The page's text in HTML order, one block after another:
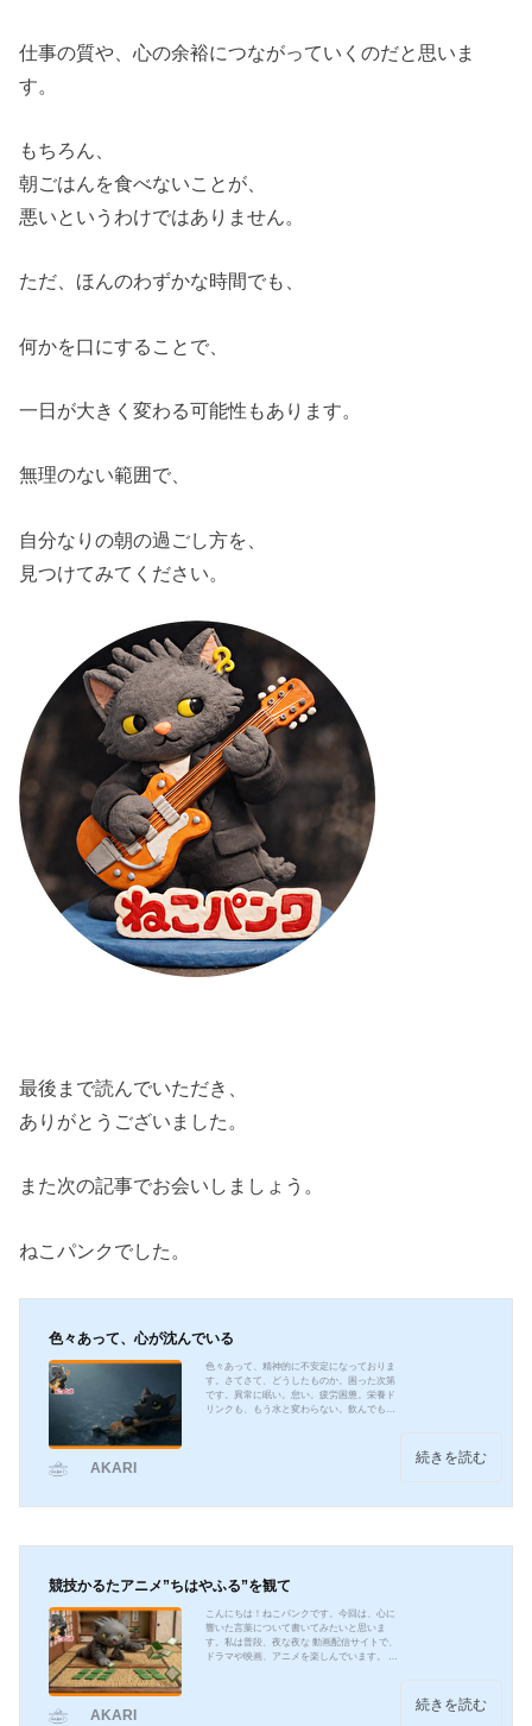
仕事の質や、心の余裕につながっていくのだと思いま
す。
もちろん、
朝ごはんを食べないことが、
悪いというわけではありません。
ただ、ほんのわずかな時間でも、
何かを口にすることで、
一日が大きく変わる可能性もあります。
無理のない範囲で、
自分なりの朝の過ごし方を、
見つけてみてください。
最後まで読んでいただき、
ありがとうございました。
また次の記事でお会いしましょう。
ねこパンクでした。
色々あって、心が沈んでいる
色々あって、精神的に不安定になっておりま
す。さてさて、どうしたものか。困った次第
です。異常に眠い。怠い。疲労困憊。栄養ド
リンクも、もう水と変わらない。飲んでも、
ば、心のどこかが静かに止まっている。そん
続きを読む
AKARI
競技かるたアニメ”ちはやふる”を観て
こんにちは！ねこパンクです。今回は、心に
響いた言葉について書いてみたいと思いま
す。私は普段、夜な夜な 動画配信サイトで、
ドラマや映画、アニメを楽しんでいます。 そ
続きを読む
AKARI